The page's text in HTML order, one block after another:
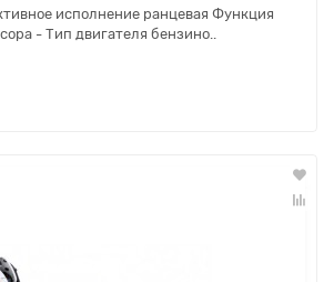
исполнение ранцевая Функция
- Тип двигателя бензино..